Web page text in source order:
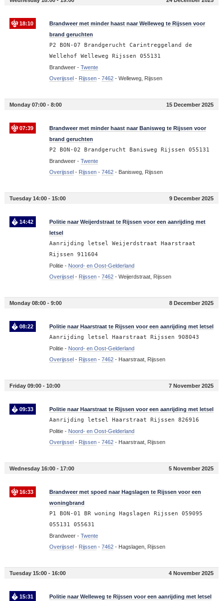
18:10
Brandweer met minder haast naar Welleweg te Rijssen voor
brand geruchten
P2 BON-07 Brandgerucht Carintreggeland de
Wellehof Welleweg Rijssen 055131
Brandweer - Twente
Overijssel- Rijssen- 7462- Welleweg, Rijssen
Monday 07:00 - 8:00 15 December 2025
07:39
Brandweer met minder haast naar Banisweg te Rijssen voor
brand geruchten
P2 BON-02 Brandgerucht Banisweg Rijssen 055131
Brandweer - Twente
Overijssel- Rijssen- 7462- Banisweg, Rijssen
Tuesday 14:00 - 15:00 9 December 2025
14:42
Politie naar Weijerdstraat te Rijssen voor een aanrijding met
letsel
Aanrijding letsel Weijerdstraat Haarstraat
Rijssen 911604
Politie - Noord- en Oost-Gelderland
Overijssel- Rijssen- 7462- Weijerdstraat, Rijssen
Monday 08:00 - 9:00 8 December 2025
08:22 Politie naar Haarstraat te Rijssen voor een aanrijding met letsel
Aanrijding letsel Haarstraat Rijssen 908043
Politie - Noord- en Oost-Gelderland
Overijssel- Rijssen- 7462- Haarstraat, Rijssen
Friday 09:00 - 10:00 7 November 2025
09:33 Politie naar Haarstraat te Rijssen voor een aanrijding met letsel
Aanrijding letsel Haarstraat Rijssen 826916
Politie - Noord- en Oost-Gelderland
Overijssel- Rijssen- 7462- Haarstraat, Rijssen
Wednesday 16:00 - 17:00 5 November 2025
16:33
Brandweer met spoed naar Hagslagen te Rijssen voor een
woningbrand
P1 BON-01 BR woning Hagslagen Rijssen 059095
055131 055631
Brandweer - Twente
Overijssel- Rijssen- 7462- Hagslagen, Rijssen
Tuesday 15:00 - 16:00 4 November 2025
15:31 Politie naar Welleweg te Rijssen voor een aanrijding met letsel